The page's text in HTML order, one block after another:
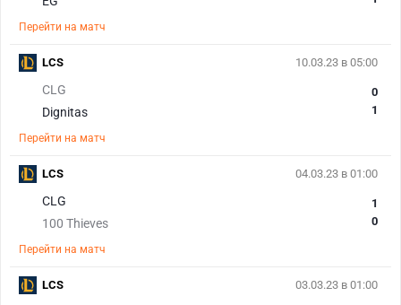
Перейти на матч
10.03.23 в 05:00
CLG
Dignitas
0
1
Перейти на матч
LCS
04.03.23 в 01:00
CLG
100 Thieves
1
0
Перейти на матч
LCS
03.03.23 в 01:00
LCS